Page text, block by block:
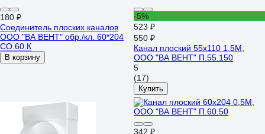
180 ₽
Соединитель плоских каналов
ООО "ВА ВЕНТ" обр./кл. 60*204
СО.60.К
В корзину
-5%
523 ₽
550 ₽
Канал плоский 55x110 1,5М,
ООО "ВА ВЕНТ" П.55.150
5
(17)
Купить
342 ₽